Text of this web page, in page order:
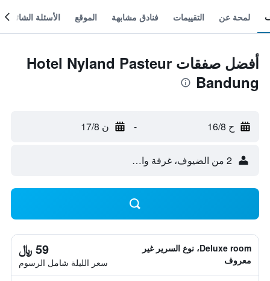
لمحة عن التقييمات فنادق مشابهة الموقع الأسئلة الشائعة
أفضل صفقات Hotel Nyland Pasteur
Bandung
ح 16/8 - ن 17/8
2 من الضيوف، غرفة واحدة
Deluxe room، نوع السرير غير
معروف
59 ﷼
سعر الليلة شامل الرسوم